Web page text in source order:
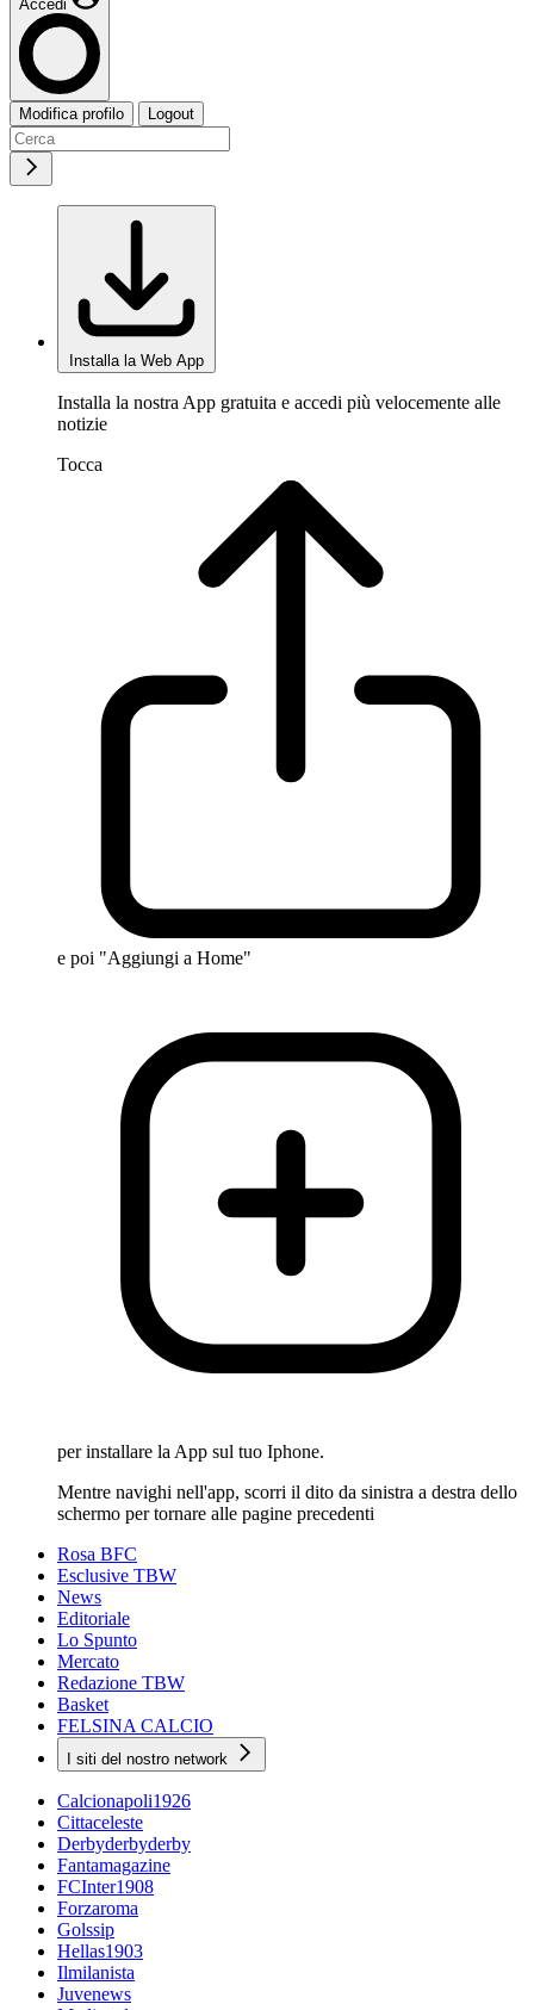
Accedi
Modifica profilo Logout
Installa la Web App
Installa la nostra App gratuita e accedi più velocemente alle
notizie
Tocca
e poi "Aggiungi a Home"
per installare la App sul tuo Iphone.
Mentre navighi nell'app, scorri il dito da sinistra a destra dello
schermo per tornare alle pagine precedenti
Rosa BFC
Esclusive TBW
News
Editoriale
Lo Spunto
Mercato
Redazione TBW
Basket
FELSINA CALCIO
I siti del nostro network
Calcionapoli1926
Cittaceleste
Derbyderbyderby
Fantamagazine
FCInter1908
Forzaroma
Golssip
Hellas1903
Ilmilanista
Juvenews